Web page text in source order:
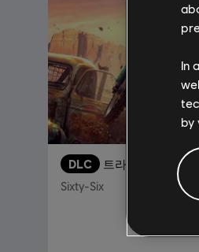
DLC 트라이얼스 라이징
Sixty-Six
In
by